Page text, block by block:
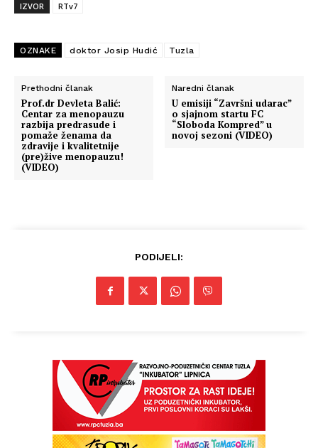
IZVOR RTv7
OZNAKE doktor Josip Hudić Tuzla
Prethodni članak
Prof.dr Devleta Balić:
Centar za menopauzu
razbija predrasude i
pomaže ženama da
zdravije i kvalitetnije
(pre)žive menopauzu!
(VIDEO)
Naredni članak
U emisiji “Završni udarac”
o sjajnom startu FC
“Sloboda Kompred” u
novoj sezoni (VIDEO)
PODIJELI: